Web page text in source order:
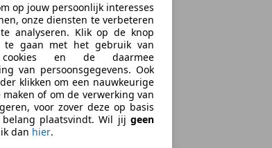
op jouw persoonlijk interesses
onze diensten te verbeteren
analyseren. Klik op de knop
te gaan met het gebruik van
cookies en de daarmee
van persoonsgegevens. Ook
klikken om een nauwkeurige
of om de verwerking van
voor zover deze op basis
plaatsvindt. Wil jij geen
dan hier.